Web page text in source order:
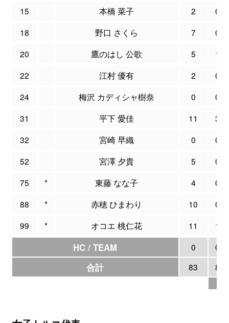
15
本橋 菜子 2
0
18
野口 さくら 7
0
20
鷹のはし 公歌 5
1
22
江村 優有 2
0
24
梅沢 カディシャ樹奈 0
0
31
平下 愛佳 11
3
32
宮崎 早織 0
0
52
宮澤 夕貴 5
0
75
* 東藤 なな子 4
0
88
* 赤穂 ひまわり 10
0
99
* オコエ 桃仁花 11 1
HC / TEAM 0 0
合計 83 8